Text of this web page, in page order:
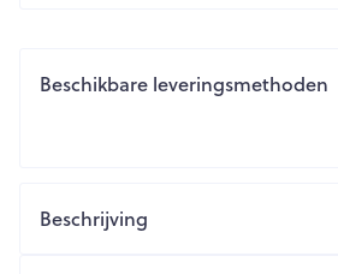
Beschikbare leveringsmethoden
Beschrijving